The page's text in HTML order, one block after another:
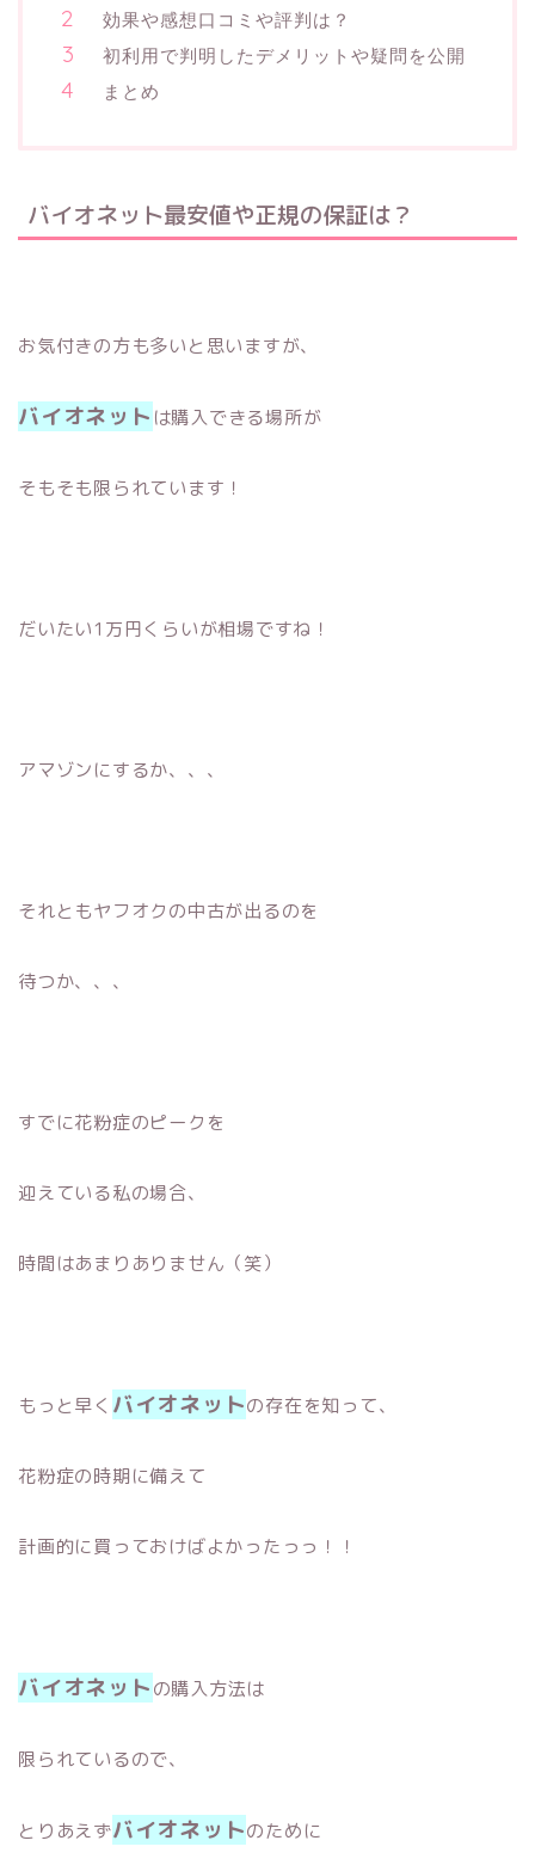
効果や感想口コミや評判は？
初利用で判明したデメリットや疑問を公開
まとめ
バイオネット最安値や正規の保証は？
お気付きの方も多いと思いますが、
バイオネット は購入できる場所が
そもそも限られています！
だいたい1万円くらいが相場ですね！
アマゾンにするか、、、
それともヤフオクの中古が出るのを
待つか、、、
すでに花粉症のピークを
迎えている私の場合、
時間はあまりありません（笑）
もっと早く バイオネットの存在を知って、
花粉症の時期に備えて
計画的に買っておけばよかったっっ！！
バイオネットの購入方法は
限られているので、
とりあえずバイオネットのために